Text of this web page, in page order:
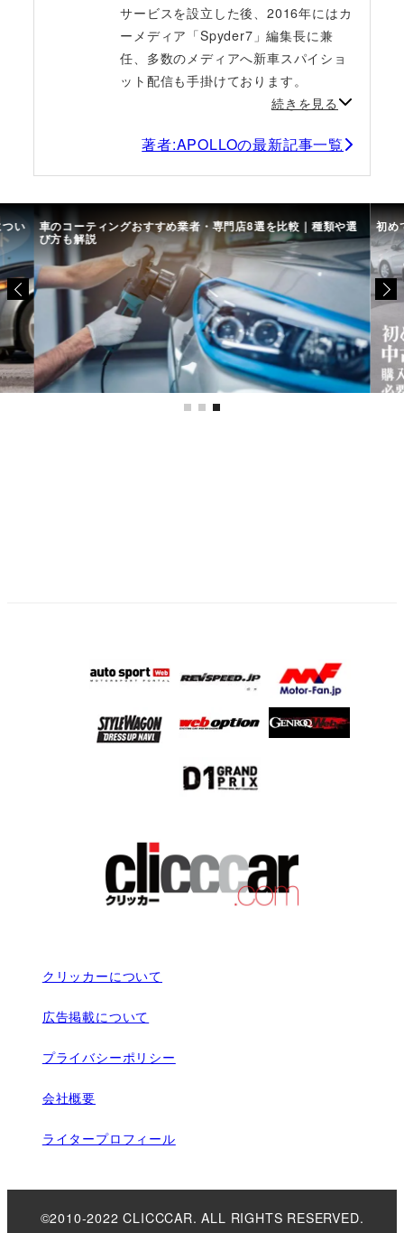
サービスを設立した後、2016年にはカ
ーメディア「Spyder7」編集長に兼
任、多数のメディアへ新車スパイショ
ット配信も手掛けております。
続きを見る
著者:APOLLOの最新記事一覧
い 車のコーティングおすすめ業者・専門店8選を比較｜種類や選
び方も解説
初め
クリッカーについて
広告掲載について
プライバシーポリシー
会社概要
ライタープロフィール
©2010-2022 CLICCCAR. ALL RIGHTS RESERVED.